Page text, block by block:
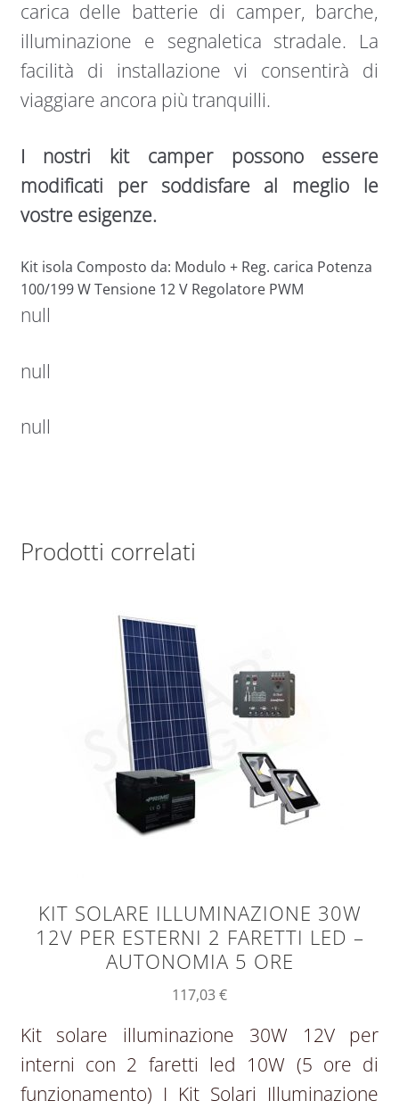
carica delle batterie di camper, barche,
illuminazione e segnaletica stradale. La
facilità di installazione vi consentirà di
viaggiare ancora più tranquilli.
I nostri kit camper possono essere
modificati per soddisfare al meglio le
vostre esigenze.
Kit isola Composto da: Modulo + Reg. carica Potenza
100/199 W Tensione 12 V Regolatore PWM
null
null
null
Prodotti correlati
KIT SOLARE ILLUMINAZIONE 30W
12V PER ESTERNI 2 FARETTI LED –
AUTONOMIA 5 ORE
117,03€
Kit solare illuminazione 30W 12V per
interni con 2 faretti led 10W (5 ore di
funzionamento) I Kit Solari Illuminazione